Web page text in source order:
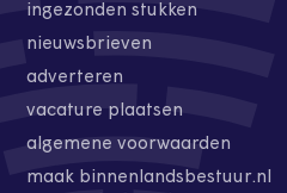
ingezonden stukken
nieuwsbrieven
adverteren
vacature plaatsen
algemene voorwaarden
maak binnenlandsbestuur.nl